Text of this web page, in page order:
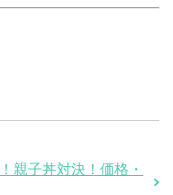
親子丼対決！価格・